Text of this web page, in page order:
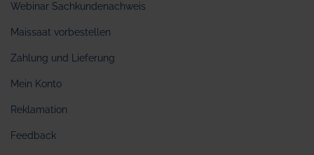
Webinar Sachkundenachweis
Maissaat vorbestellen
Zahlung und Lieferung
Mein Konto
Reklamation
Feedback